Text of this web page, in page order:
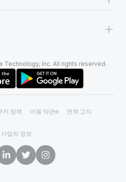
+
Technology, Inc. All rights reserved.
키 정책 이용 약관e 면책 고지
사업자 정보